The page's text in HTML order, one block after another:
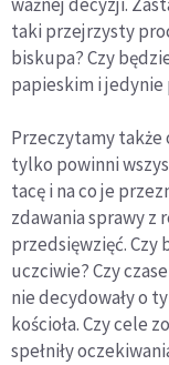
taki przejrzysty
biskupa? Czy
papieskim i jedynie
Przeczytamy także
tylko powinni
tacę i na co je
zdawania sprawy
przedsięwzięć. Czy
uczciwie? Czy
nie decydowały o
kościoła. Czy cele
spełniły